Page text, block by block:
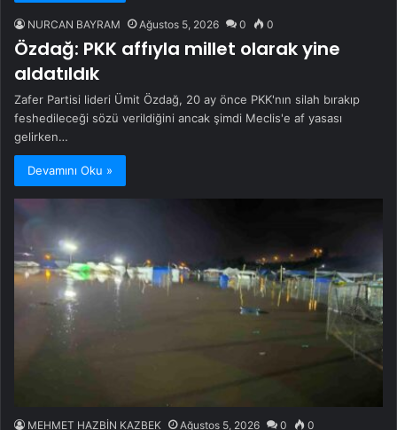
NURCAN BAYRAM Ağustos 5, 2026 0 0
Özdağ: PKK affıyla millet olarak yine
aldatıldık
Zafer Partisi lideri Ümit Özdağ, 20 ay önce PKK'nın silah bırakıp
feshedileceği sözü verildiğini ancak şimdi Meclis'e af yasası
gelirken…
Devamını Oku »
MEHMET HAZBİN KAZBEK Ağustos 5, 2026 0 0